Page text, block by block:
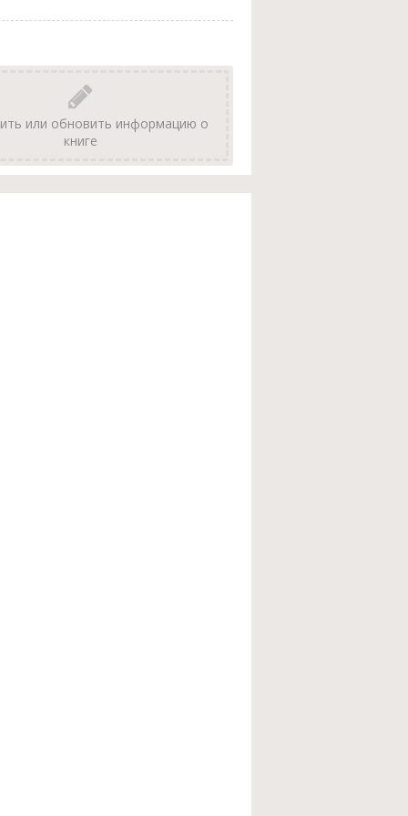
или обновить информацию о
книге